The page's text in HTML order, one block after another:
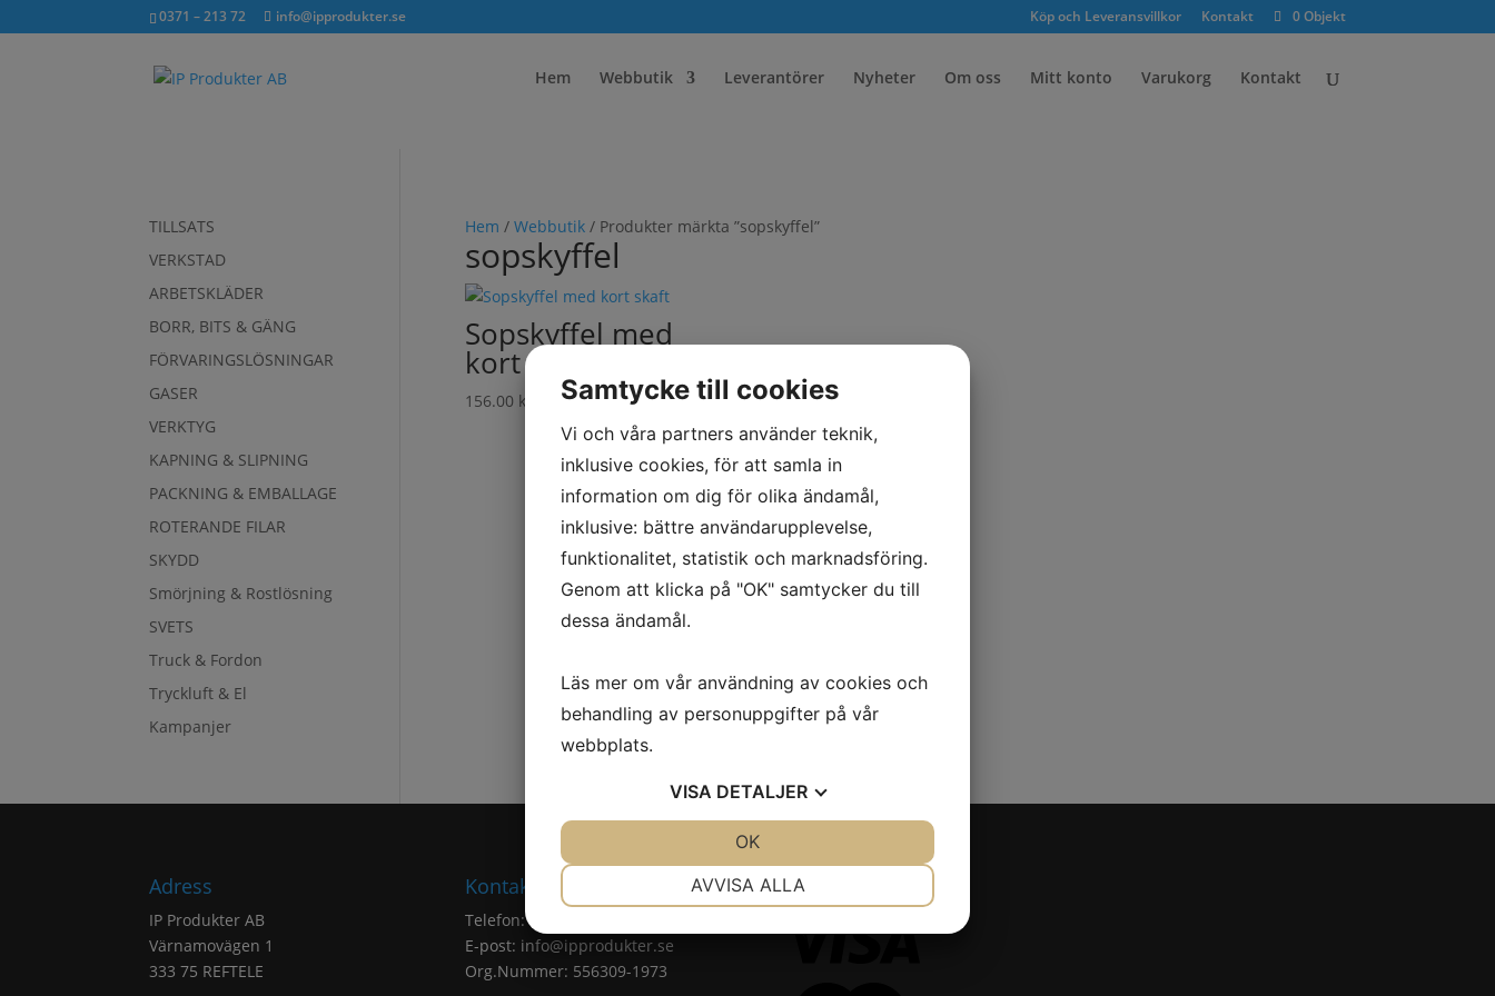
inkl. moms0371 – 213 72 info@ipprodukter.se Köp och Leveransvillkor Kontakt 0 Objekt
Hem Webbutik Leverantörer Nyheter Om oss Mitt konto Varukorg Kontakt
Hem / Webbutik/ Produkter märkta ”sopskyffel”
sopskyffel
Sopskyffel med
kort skaft
156.00 kr Exkl. moms
TILLSATS
VERKSTAD
ARBETSKLÄDER
BORR, BITS & GÄNG
FÖRVARINGSLÖSNINGAR
GASER
VERKTYG
KAPNING & SLIPNING
PACKNING & EMBALLAGE
ROTERANDE FILAR
SKYDD
Smörjning & Rostlösning
SVETS
Truck & Fordon
Tryckluft & El
Kampanjer
Adress
IP Produkter AB
Värnamovägen 1
333 75 REFTELE
Kontakt
Telefon: 0371 – 213 72
E-post: info@ipprodukter.se
Org.Nummer: 556309-1973
Trygg e-handel
Samtycke till cookies
Vi och våra partners använder teknik,
inklusive cookies, för att samla in
information om dig för olika ändamål,
inklusive: bättre användarupplevelse,
funktionalitet, statistik och marknadsföring.
Genom att klicka på "OK" samtycker du till
dessa ändamål.
Läs mer om vår användning av cookies och
behandling av personuppgifter på vår
webbplats.
VISA DETALJER
MARKNADSFÖRING
AVVISA ALLA
OK